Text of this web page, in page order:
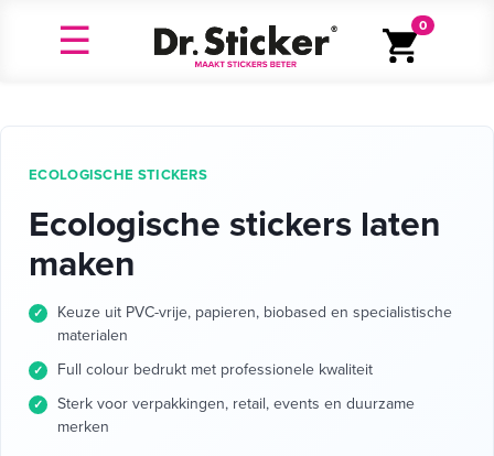
0
ECOLOGISCHE STICKERS
Ecologische stickers laten
maken
Keuze uit PVC-vrije, papieren, biobased en specialistische
materialen
Full colour bedrukt met professionele kwaliteit
Sterk voor verpakkingen, retail, events en duurzame
merken